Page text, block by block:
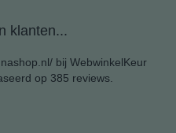
klanten...
bij WebwinkelKeur
op 385 reviews.